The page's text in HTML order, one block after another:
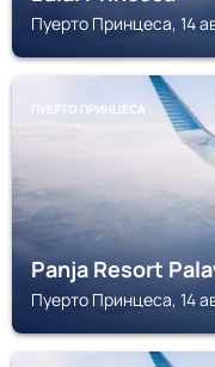
Пуерто Принцеса, 14
ПУЕРТО ПРИНЦЕСА
Panja Resort
Пуерто Принцеса, 14